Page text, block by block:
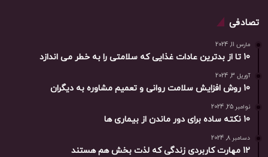
تصادفی
مارس 11, 2024
10 تا از بدترین عادات غذایی که سلامتی را به خطر می اندازد
آوریل 3, 2024
10 روش افزایش سلامت روانی و تعمیم مشاوره به دیگران
نوامبر 25, 2024
10 نکته ساده برای دور ماندن از بیماری ها
دسامبر 8, 2024
12 مهارت کاربردی زندگی که لذت بخش هم هستند